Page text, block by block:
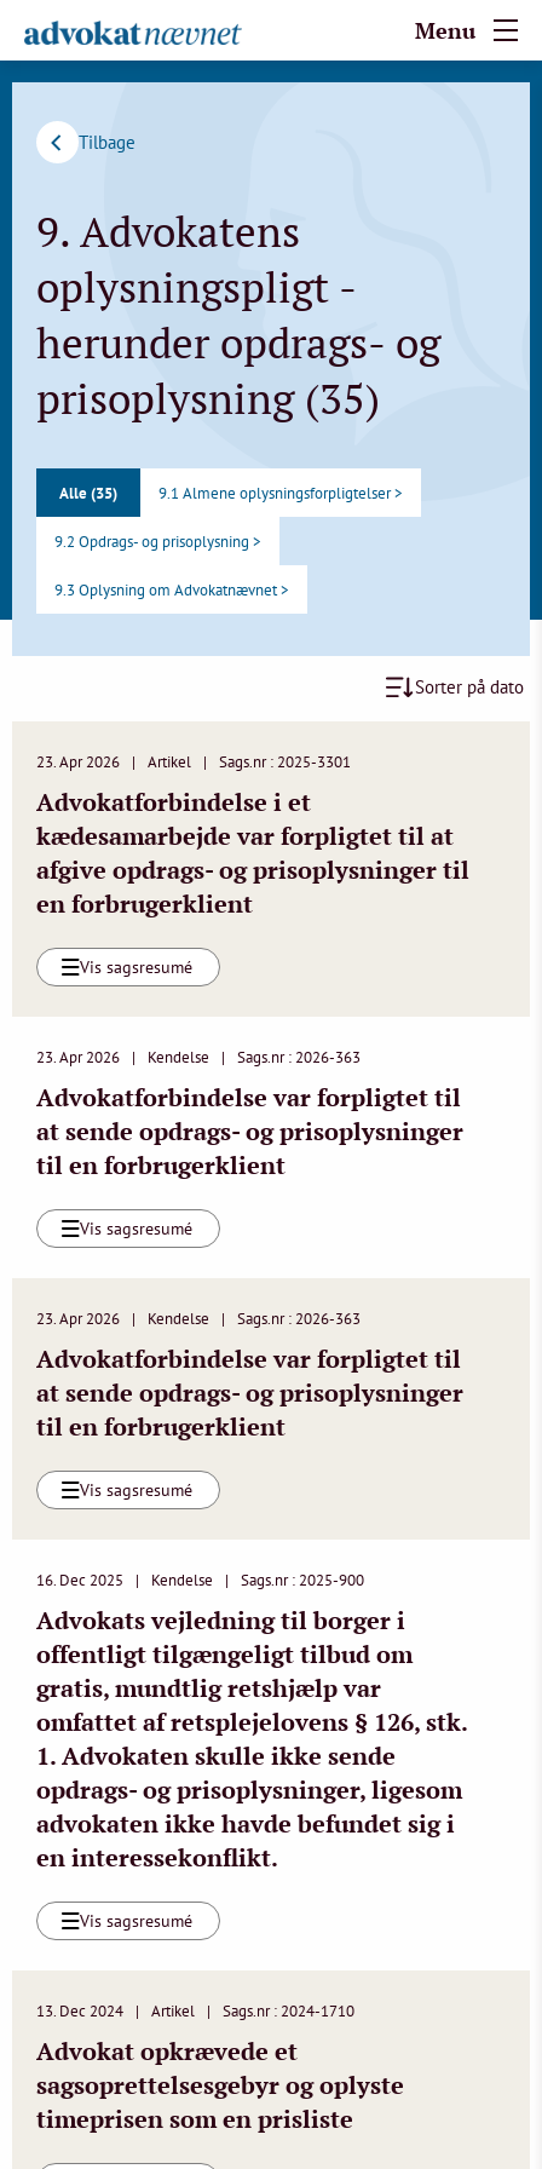
Menu
Tilbage
9. Advokatens
oplysningspligt -
herunder opdrags- og
prisoplysning (35)
Alle (35) 9.1 Almene oplysningsforpligtelser >
9.2 Opdrags- og prisoplysning >
9.3 Oplysning om Advokatnævnet >
Sorter på dato
23. Apr 2026 Artikel Sags.nr : 2025-3301
Advokatforbindelse i et
kædesamarbejde var forpligtet til at
afgive opdrags- og prisoplysninger til
en forbrugerklient
Vis sagsresumé
23. Apr 2026 Kendelse Sags.nr : 2026-363
Advokatforbindelse var forpligtet til
at sende opdrags- og prisoplysninger
til en forbrugerklient
Vis sagsresumé
23. Apr 2026 Kendelse Sags.nr : 2026-363
Advokatforbindelse var forpligtet til
at sende opdrags- og prisoplysninger
til en forbrugerklient
Vis sagsresumé
16. Dec 2025 Kendelse Sags.nr : 2025-900
Advokats vejledning til borger i
offentligt tilgængeligt tilbud om
gratis, mundtlig retshjælp var
omfattet af retsplejelovens § 126, stk.
1. Advokaten skulle ikke sende
opdrags- og prisoplysninger, ligesom
advokaten ikke havde befundet sig i
en interessekonflikt.
Vis sagsresumé
13. Dec 2024 Artikel Sags.nr : 2024-1710
Advokat opkrævede et
sagsoprettelsesgebyr og oplyste
timeprisen som en prisliste